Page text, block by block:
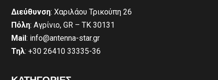
Διεύθυνση: Χαριλάου Τρικούπη 26
Πόλη: Αγρίνιο, GR – ΤΚ 30131
Mail: info@antenna-star.gr
Τηλ: +30 26410 33335-36